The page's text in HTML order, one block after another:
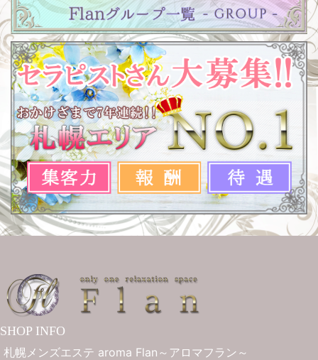
SHOP INFO
札幌メンズエステ aroma Flan～アロマフラン～